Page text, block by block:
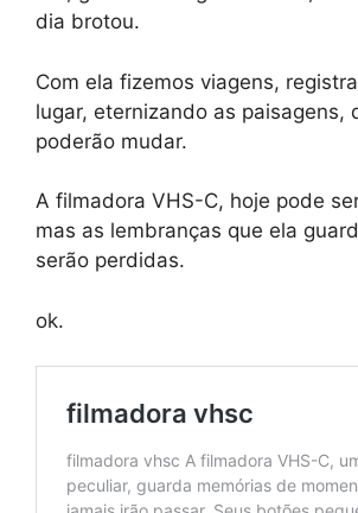
dia brotou.
Com ela fizemos viagens,
lugar, eternizando as paisagens,
poderão mudar.
A filmadora VHS-C, hoje pode
mas as lembranças que ela
serão perdidas.
ok.